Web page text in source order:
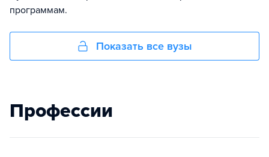
программам.
Показать все вузы
Профессии